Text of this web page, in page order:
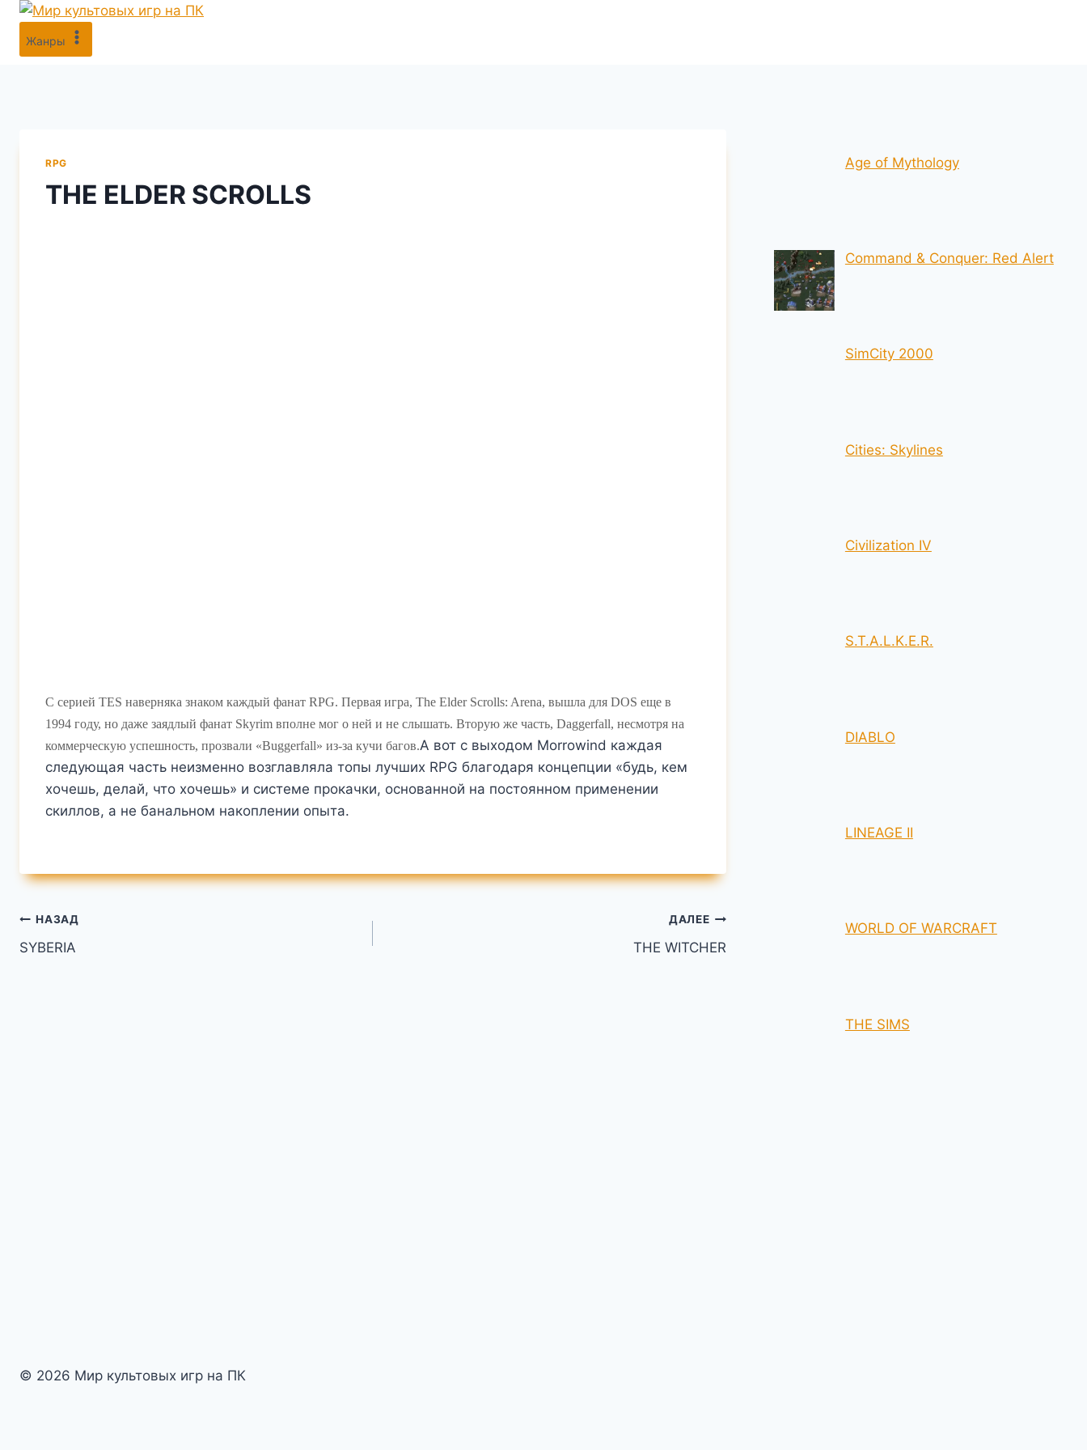
Перейти
содержимому
Жанры
RPG
THE ELDER SCROLLS
С серией TES наверняка знаком каждый фанат RPG. Первая игра, The Elder Scrolls: Arena, вышла для DOS еще в
1994 году, но даже заядлый фанат Skyrim вполне мог о ней и не слышать. Вторую же часть, Daggerfall, несмотря на
коммерческую успешность, прозвали «Buggerfall» из-за кучи багов.А вот с выходом Morrowind каждая
следующая часть неизменно возглавляла топы лучших RPG благодаря концепции «будь, кем
хочешь, делай, что хочешь» и системе прокачки, основанной на постоянном применении
скиллов, а не банальном накоплении опыта.
Навигация
по
НАЗАД
SYBERIA
ДАЛЕЕ
THE WITCHER
Age of Mythology
Command & Conquer: Red Alert
SimCity 2000
Cities: Skylines
Civilization IV
S.T.A.L.K.E.R.
DIABLO
LINEAGE II
WORLD OF WARCRAFT
THE SIMS
© 2026 Мир культовых игр на ПК